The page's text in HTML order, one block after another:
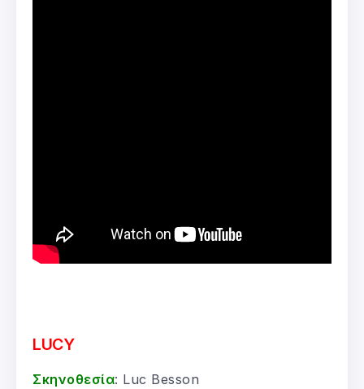
LUCY
Σκηνοθεσία: Luc Besson